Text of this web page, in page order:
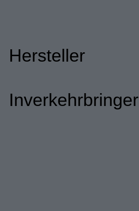
Hersteller
Inverkehrbringer